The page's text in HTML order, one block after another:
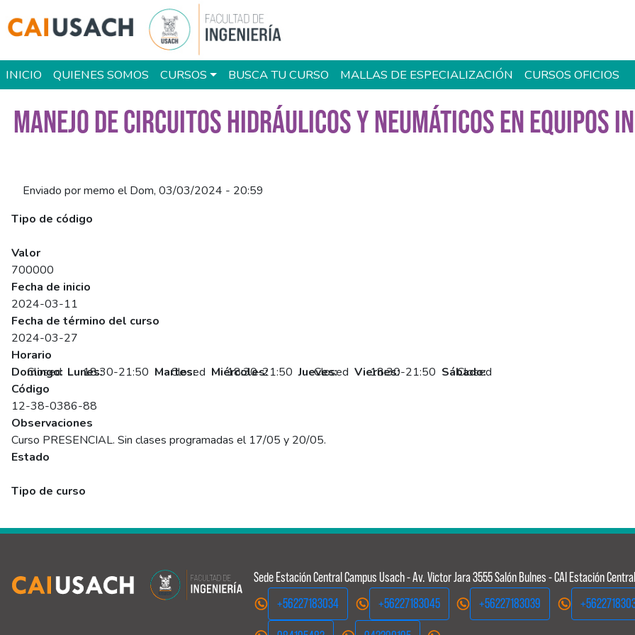
Main navigation
INICIO QUIENES SOMOS CURSOS BUSCA TU CURSO MALLAS DE ESPECIALIZACIÓN CURSOS OFICIOS
MANEJO DE CIRCUITOS HIDRÁULICOS Y NEUMÁTICOS EN EQUIPOS
Enviado pormemo elDom, 03/03/2024 - 20:59
Tipo de código
Valor
700000
Fecha de inicio
2024-03-11
Fecha de término del curso
2024-03-27
Horario
Domingo:
Closed Lunes:
18:30-21:50 Martes:
Closed Miércoles:
18:30-21:50 Jueves:
Closed Viernes:
18:30-21:50 Sábado:
Closed
Código
12-38-0386-88
Observaciones
Curso PRESENCIAL. Sin clases programadas el 17/05 y 20/05.
Estado
Tipo de curso
Sede Estación Central Campus Usach - Av. Victor Jara 3555 Salón Bulnes - CAI Estación Central
+56227183034
+56227183045 +56227183039